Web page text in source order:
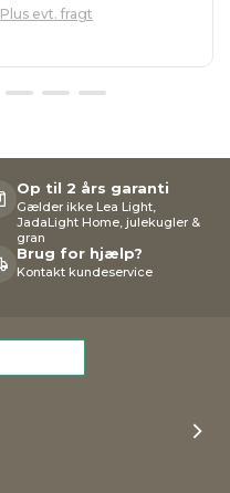
Plus evt. fragt
Op til 2 års garanti
Gælder ikke Lea Light,
JadaLight Home, julekugler &
gran
Brug for hjælp?
Kontakt kundeservice